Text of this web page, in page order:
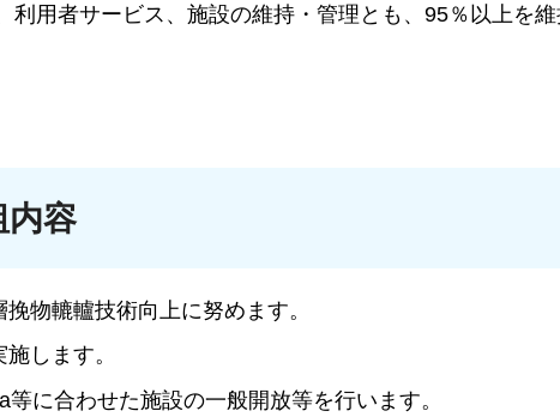
利用者サービス、施設の維持・管理とも、95％以上を
内容
物轆轤技術向上に努めます。
します。
に合わせた施設の一般開放等を行います。